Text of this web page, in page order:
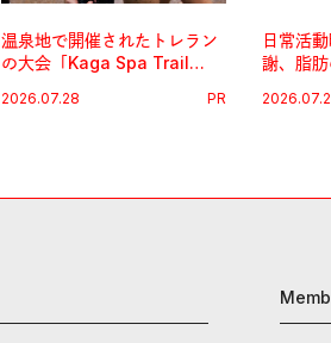
温泉地で開催されたトレラン
の大会「Kaga Spa Trail
UTMB」。本戦を夢見るラン
2026.07.28 PR
日常活
謝、脂
体メンテ